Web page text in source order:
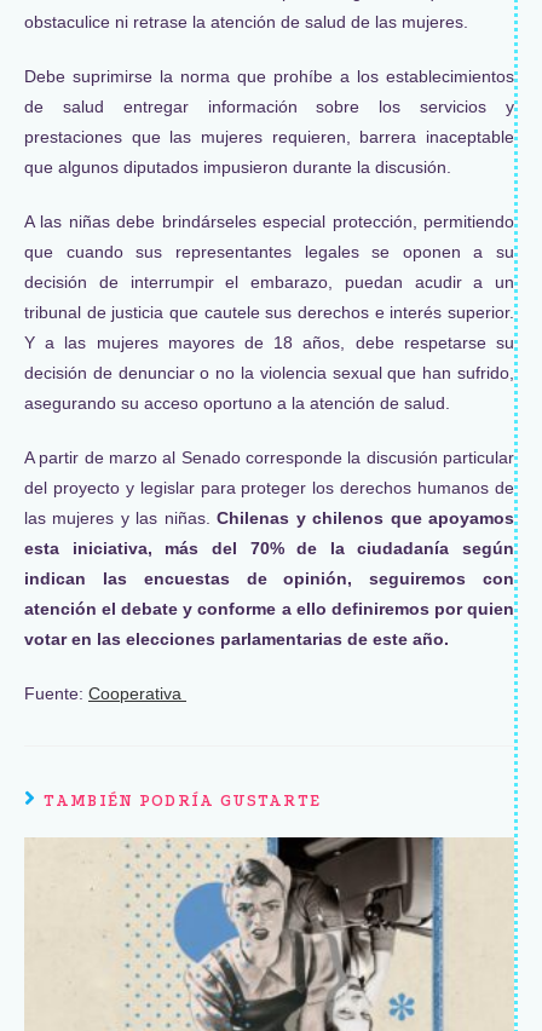
obstaculice ni retrase la atención de salud de las mujeres.
Debe suprimirse la norma que prohíbe a los establecimientos
de salud entregar información sobre los servicios y
prestaciones que las mujeres requieren, barrera inaceptable
que algunos diputados impusieron durante la discusión.
A las niñas debe brindárseles especial protección, permitiendo
que cuando sus representantes legales se oponen a su
decisión de interrumpir el embarazo, puedan acudir a un
tribunal de justicia que cautele sus derechos e interés superior.
Y a las mujeres mayores de 18 años, debe respetarse su
decisión de denunciar o no la violencia sexual que han sufrido,
asegurando su acceso oportuno a la atención de salud.
A partir de marzo al Senado corresponde la discusión particular
del proyecto y legislar para proteger los derechos humanos de
las mujeres y las niñas.Chilenas y chilenos que apoyamos
esta iniciativa, más del 70% de la ciudadanía según
indican las encuestas de opinión, seguiremos con
atención el debate y conforme a ello definiremos por quien
votar en las elecciones parlamentarias de este año.
Fuente: Cooperativa
TAMBIÉN PODRÍA GUSTARTE